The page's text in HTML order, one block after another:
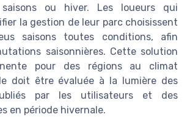
ou hiver. Les loueurs qui
la gestion de leur parc choisissent
saisons toutes conditions, afin
saisonnières. Cette solution
pour des régions au climat
doit être évaluée à la lumière des
par les utilisateurs et des
en période hivernale.